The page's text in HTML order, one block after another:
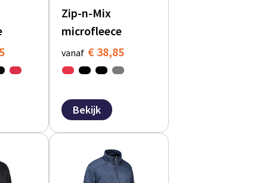
Zip-n-Mix
microfleece
vanaf € 38,85
Bekijk